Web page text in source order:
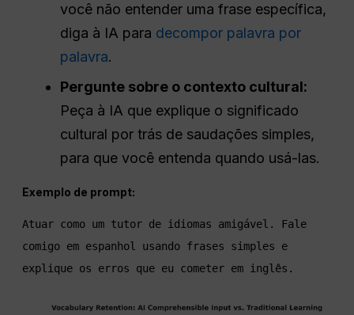
você não entender uma frase específica,
diga à IA para decompor palavra por
palavra.
Pergunte sobre o contexto cultural:
Peça à IA que explique o significado
cultural por trás de saudações simples,
para que você entenda quando usá-las.
Exemplo de prompt:
Atuar como um tutor de idiomas amigável. Fale
comigo em espanhol usando frases simples e
explique os erros que eu cometer em inglês.